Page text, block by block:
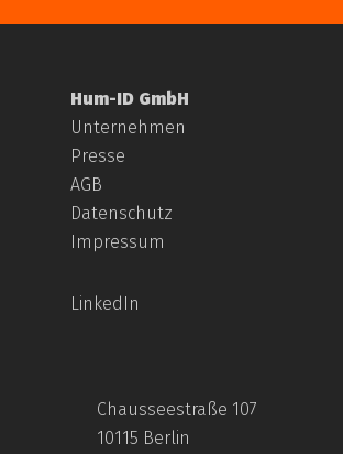
Hum-ID GmbH
Unternehmen
Presse
AGB
Datenschutz
Impressum
LinkedIn
Chausseestraße 107
10115 Berlin